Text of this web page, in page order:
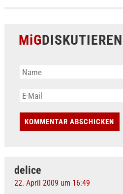
MiGDISKUTIEREN
delice
22. April 2009 um 16:49